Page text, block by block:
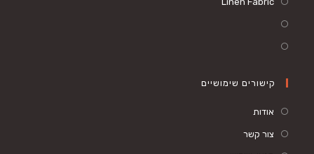
קישורים שימושיים
אודות
צור קשר